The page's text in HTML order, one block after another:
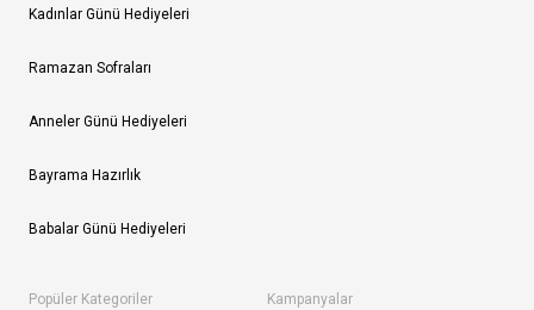
Kadınlar Günü Hediyeleri
Ramazan Sofraları
Anneler Günü Hediyeleri
Bayrama Hazırlık
Babalar Günü Hediyeleri
Popüler Kategoriler Kampanyalar